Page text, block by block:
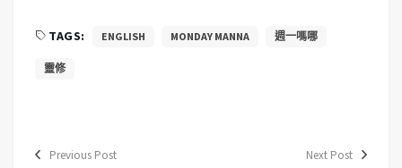
TAGS: ENGLISH MONDAY MANNA 週一嗎哪
靈修
Previous Post Next Post